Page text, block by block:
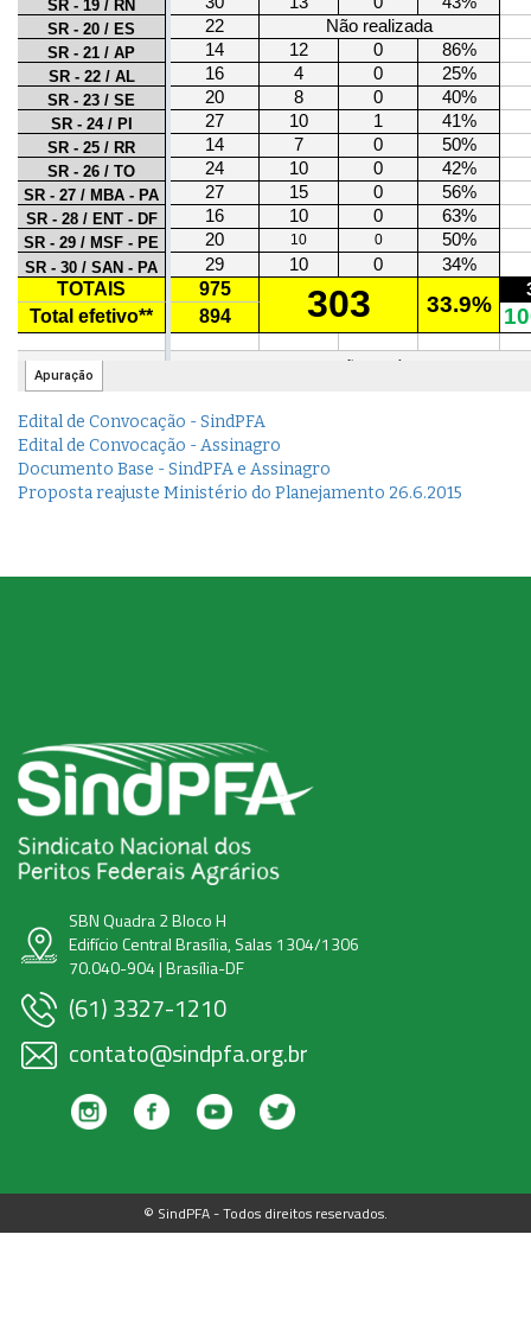
Edital de Convocação - SindPFA
Edital de Convocação - Assinagro
Documento Base - SindPFA e Assinagro
Proposta reajuste Ministério do Planejamento 26.6.2015
SBN Quadra 2 Bloco H
Edifício Central Brasília, Salas 1304/1306
70.040-904 | Brasília-DF
(61) 3327-1210
contato@sindpfa.org.br
© SindPFA - Todos direitos reservados.